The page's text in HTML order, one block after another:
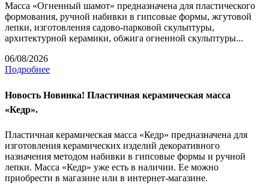
Масса «Огненный шамот» предназначена для пластического
формования, ручной набивки в гипсовые формы, жгутовой
лепки, изготовления садово-парковой скульптуры,
архитектурной керамики, обжига огненной скульптуры...
06/08/2026
Подробнее
Новость Новинка! Пластичная керамическая масса
«Кедр».
Пластичная керамическая масса «Кедр» предназначена для
изготовления керамических изделий декоративного
назначения методом набивки в гипсовые формы и ручной
лепки. Масса «Кедр» уже есть в наличии. Ее можно
приобрести в магазине или в интернет-магазине.